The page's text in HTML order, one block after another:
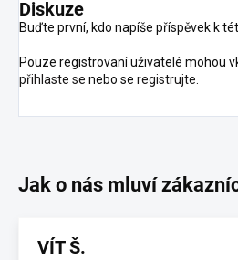
Diskuze
Buďte první, kdo napíše příspěvek k
Pouze registrovaní uživatelé mohou
přihlaste se nebo se registrujte.
VÍT Š.